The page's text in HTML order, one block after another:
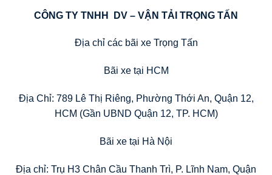
CÔNG TY TNHH DV – VẬN TẢI TRỌNG TẤN
Địa chỉ các bãi xe Trọng Tấn
Bãi xe tại HCM
Địa Chỉ: 789 Lê Thị Riêng, Phường Thới An, Quận 12,
HCM (Gần UBND Quận 12, TP. HCM)
Bãi xe tại Hà Nội
Địa chỉ: Trụ H3 Chân Cầu Thanh Trì, P. Lĩnh Nam, Quận